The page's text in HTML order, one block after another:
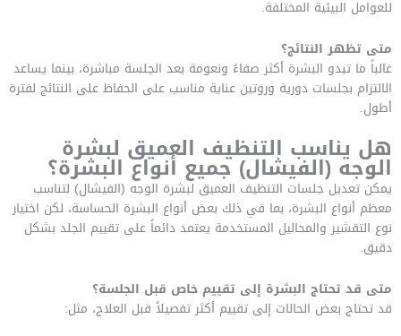
للعوامل البيئية المختلفة.
متى تظهر النتائج؟
غالباً ما تبدو البشرة أكثر صفاءً ونعومة بعد الجلسة مباشرة، بينما يساعد
الالتزام بجلسات دورية وروتين عناية مناسب على الحفاظ على النتائج لفترة
أطول.
هل يناسب التنظيف العميق لبشرة
الوجه (الفيشال) جميع أنواع البشرة؟
يمكن تعديل جلسات التنظيف العميق لبشرة الوجه (الفيشال) لتناسب
معظم أنواع البشرة، بما في ذلك بعض أنواع البشرة الحساسة، لكن اختيار
نوع التقشير والمحاليل المستخدمة يعتمد دائماً على تقييم الجلد بشكل
دقيق.
متى قد تحتاج البشرة إلى تقييم خاص قبل الجلسة؟
قد تحتاج بعض الحالات إلى تقييم أكثر تفصيلاً قبل العلاج، مثل: